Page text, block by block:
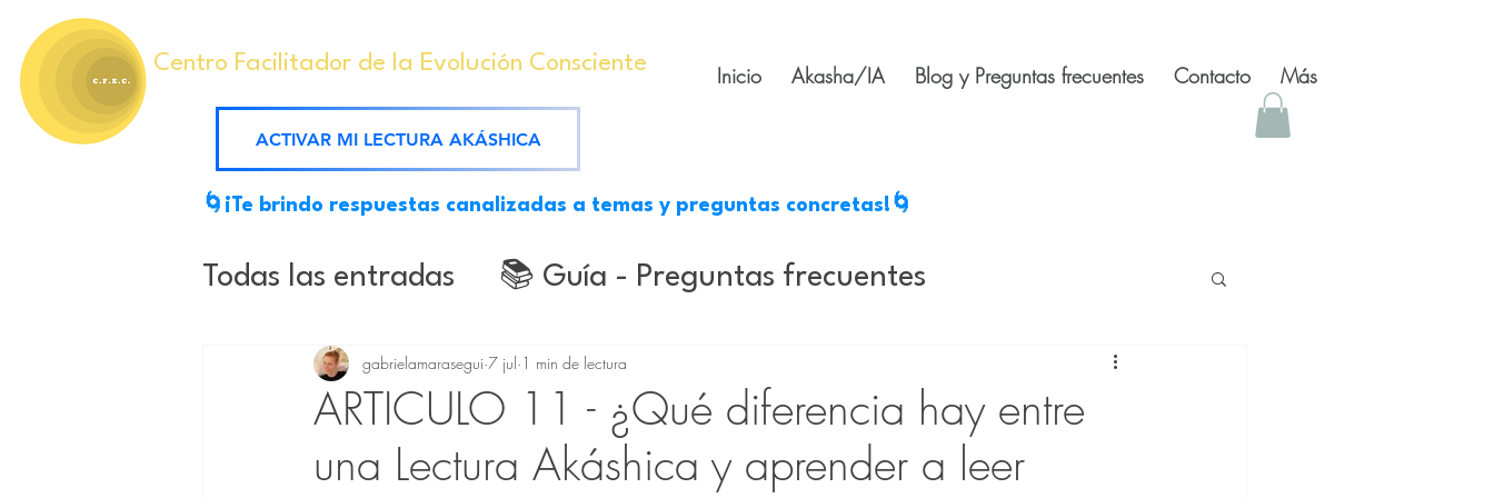
Centro Facilitador de la Evolución Consciente
ACTIVAR MI LECTURA AKÁSHICA
Inicio Akasha/IA Blog y Preguntas frecuentes Contacto Más
🌀¡Te brindo respuestas canalizadas a temas y preguntas concretas!🌀
Todas las entradas 📚 Guía - Preguntas frecuentes
Mensajes Akáshicos Mantras medicinales Escritos inspiradores
Ejercicios conscientes
ARTICULO 11 - ¿Qué diferencia hay entre
una Lectura Akáshica y aprender a leer
gabrielamarasegui 7 jul 1 min de lectura